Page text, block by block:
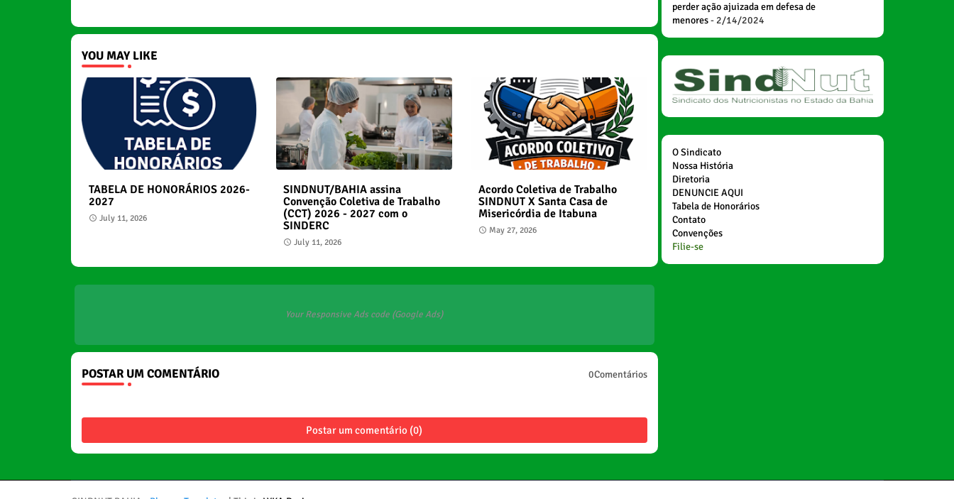
YOU MAY LIKE
TABELA DE HONORÁRIOS 2026-
2027
July 11, 2026
SINDNUT/BAHIA assina
Convenção Coletiva de Trabalho
(CCT) 2026 - 2027 com o
SINDERC
July 11, 2026
Acordo Coletiva de Trabalho
SINDNUT X Santa Casa de
Misericórdia de Itabuna
May 27, 2026
Your Responsive Ads code (Google Ads)
POSTAR UM COMENTÁRIO 0Comentários
Postar um comentário (0)
perder ação ajuizada em defesa de
menores- 2/14/2024
O Sindicato
Nossa História
Diretoria
DENUNCIE AQUI
Tabela de Honorários
Contato
Convenções
Filie-se